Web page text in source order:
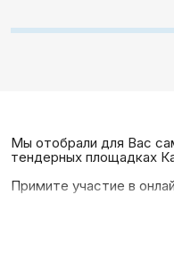
Мы отобрали для Вас
тендерных площадках
Примите участие в